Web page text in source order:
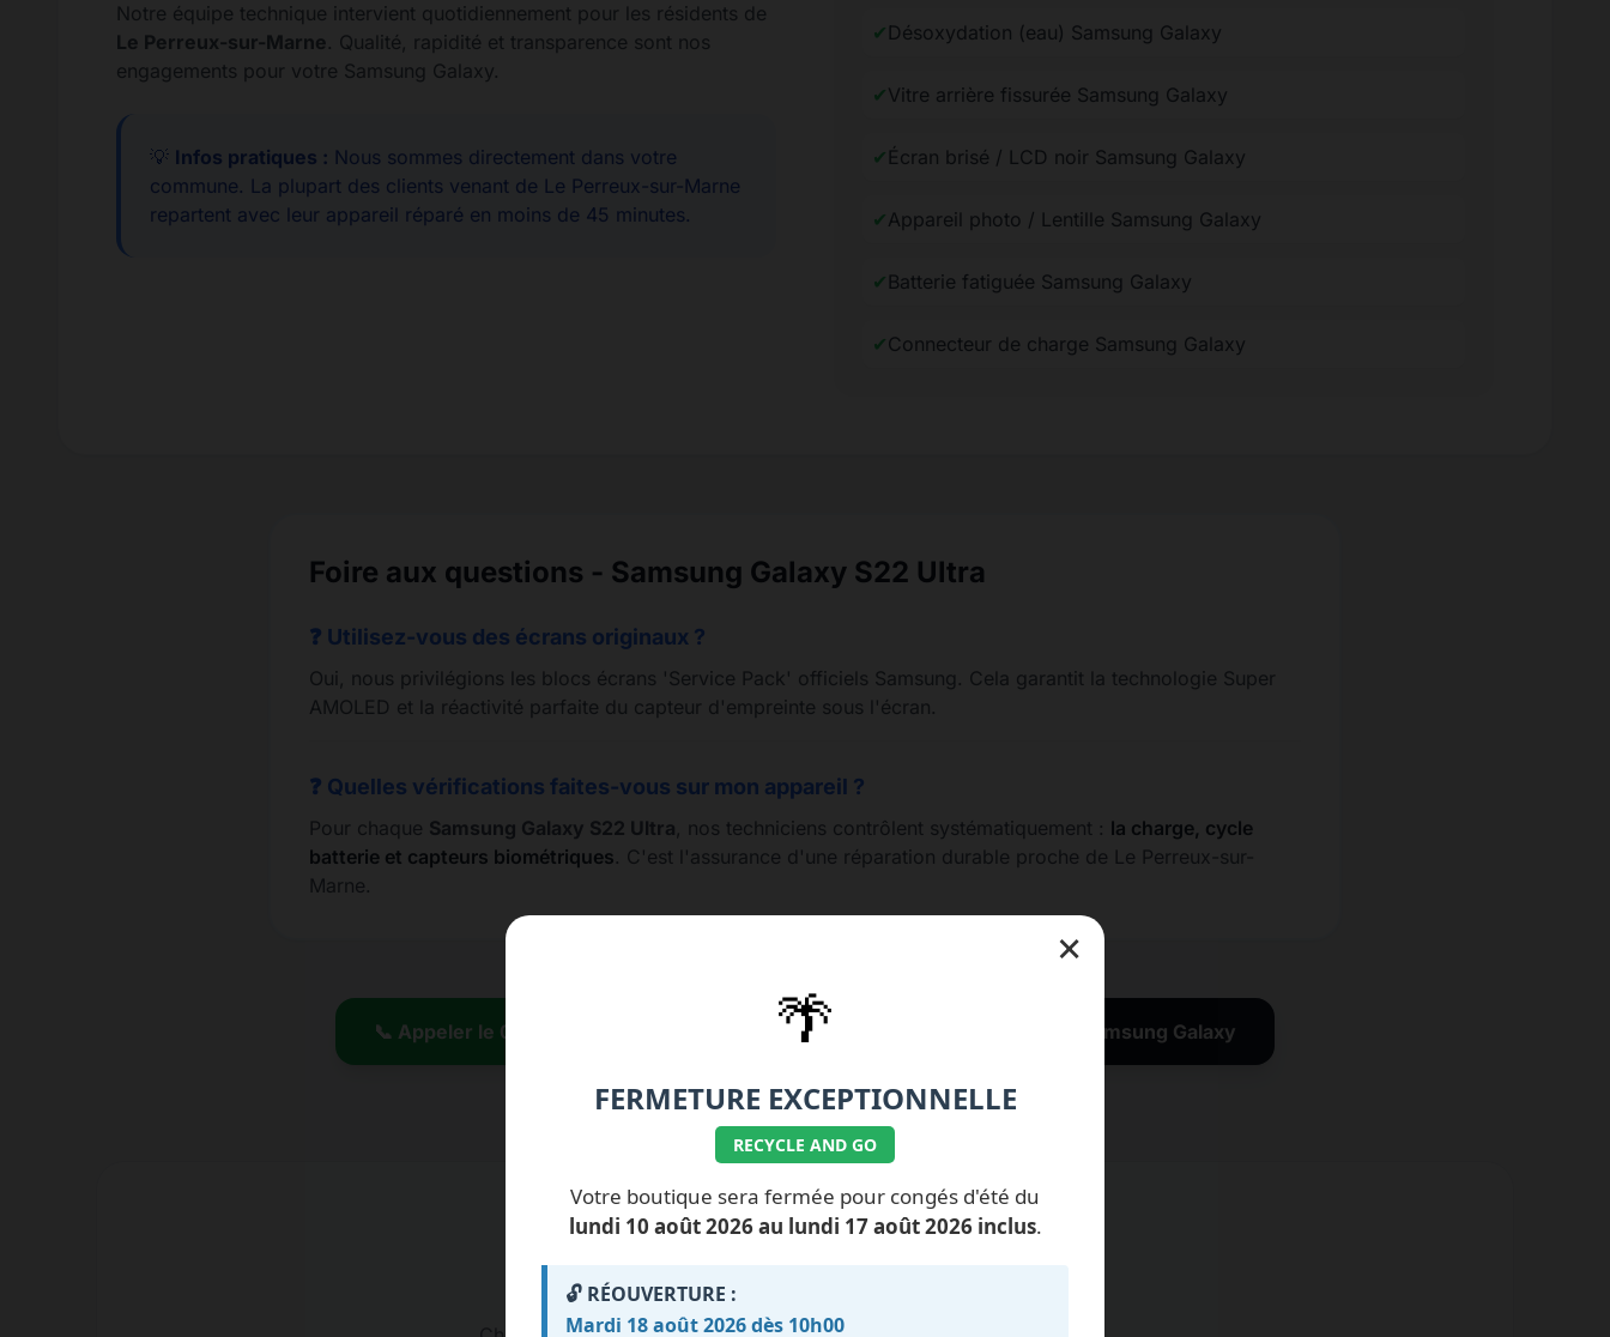
Notre équipe technique intervient quotidiennement pour les résidents de
Le Perreux-sur-Marne. Qualité, rapidité et transparence sont nos
engagements pour votre Samsung Galaxy.
💡 Infos pratiques : Nous sommes directement dans votre
commune. La plupart des clients venant de Le Perreux-sur-Marne
repartent avec leur appareil réparé en moins de 45 minutes.
✔ Désoxydation (eau) Samsung Galaxy
✔Vitre arrière fissurée Samsung Galaxy
✔ Écran brisé / LCD noir Samsung Galaxy
✔Appareil photo / Lentille Samsung Galaxy
✔ Batterie fatiguée Samsung Galaxy
✔Connecteur de charge Samsung Galaxy
Foire aux questions - Samsung Galaxy S22 Ultra
❓ Utilisez-vous des écrans originaux ?
Oui, nous privilégions les blocs écrans 'Service Pack' officiels Samsung. Cela garantit la technologie Super
AMOLED et la réactivité parfaite du capteur d'empreinte sous l'écran.
❓ Quelles vérifications faites-vous sur mon appareil ?
Pour chaque Samsung Galaxy S22 Ultra, nos techniciens contrôlent systématiquement : la charge, cycle
batterie et capteurs biométriques. C'est l'assurance d'une réparation durable proche de Le Perreux-sur-
Marne.
📞 Appeler le 01.77.99.07.92 / 06.11.62.15.63 💰 Nos tarifs réparation Samsung Galaxy
ILS NOUS FONT CONFIANCE
×
🌴
FERMETURE EXCEPTIONNELLE
RECYCLE AND GO
Votre boutique sera fermée pour congés d'été du
lundi 10 août 2026 au lundi 17 août 2026 inclus.
🔓 RÉOUVERTURE :
Mardi 18 août 2026 dès 10h00